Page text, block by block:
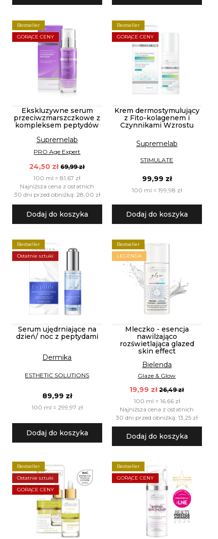
Bestseller
GORĄCE CENY
Ekskluzywne serum
przeciwzmarszczkowe z
kompleksem peptydów
Supremelab
PRO Age Expert
24,50 zł 69,99 zł
100 ml = 81,67 zł
Najniższa cena z ostatnich
30 dni przed obniżką: 28,00 zł
Dodaj do koszyka
Bestseller
GORĄCE CENY
Krem dermostymulujący
z Fito-kolagenem i
Czynnikami Wzrostu
Supremelab
STIMULATE
99,99 zł
100 ml = 199,98 zł
Dodaj do koszyka
Bestseller
Ostatnie sztuki
Serum ujędrniające na
dzień/ noc z peptydami
Dermika
ESTHETIC SOLUTIONS
89,99 zł
100 ml = 299,97 zł
Dodaj do koszyka
Bestseller
LEGENDA
Mleczko - esencja
nawilżająco
rozświetlająca glazed
skin effect
Bielenda
Glaze & Glow
19,99 zł 26,49 zł
100 ml = 16,66 zł
Najniższa cena z ostatnich
30 dni przed obniżką: 13,25 zł
Dodaj do koszyka
Bestseller
Ostatnie sztuki
GORĄCE CENY
Bestseller
GORĄCE CENY